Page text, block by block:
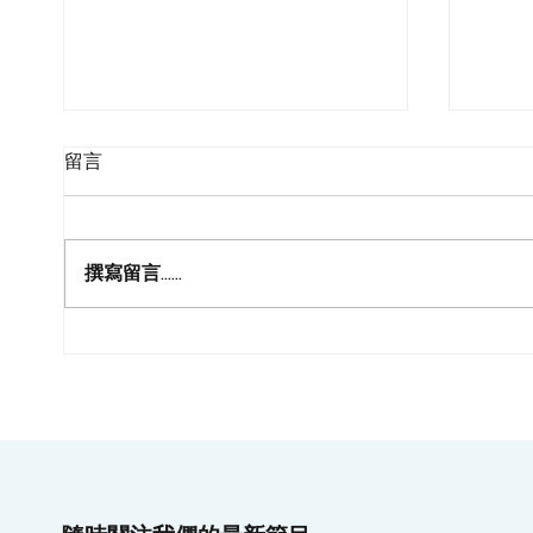
呈分
留言
撰寫留言......